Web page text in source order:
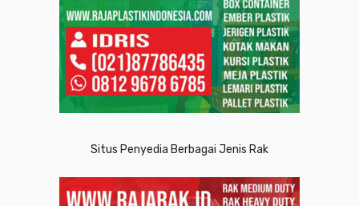
Situs Penyedia Berbagai Jenis Rak